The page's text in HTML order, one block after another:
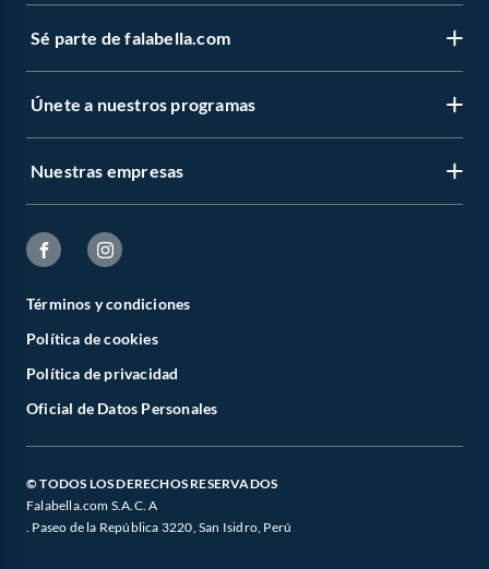
Sé parte de falabella.com
Únete a nuestros programas
Nuestras empresas
Términos y condiciones
Política de cookies
Política de privacidad
Oficial de Datos Personales
© TODOS LOS DERECHOS RESERVADOS
Falabella.com S.A.C. A
. Paseo de la República 3220, San Isidro, Perú